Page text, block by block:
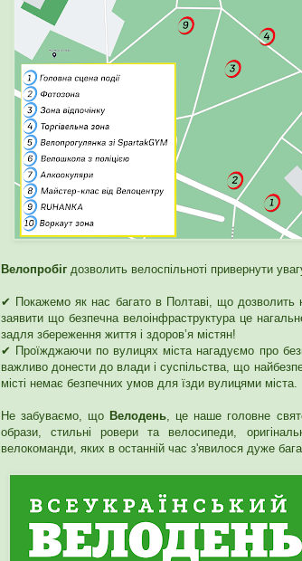
Велопробіг дозволить велоспільноті привернути
✔ Покажемо як нас багато в Полтаві, що дозволить
заявити що безпечна велоінфраструктура це
задля збереження життя і здоров’я містян!
✔ Проїжджаючи по вулицях міста нагадуємо про
важливо донести до влади і суспільства, що
місті немає безпечних умов для їзди вулицями міста.
Не забуваємо, щоВелодень , це наше головне
образи, стильні ровери та велосипеди,
велокоманди, яких в останній час з'явилося дуже